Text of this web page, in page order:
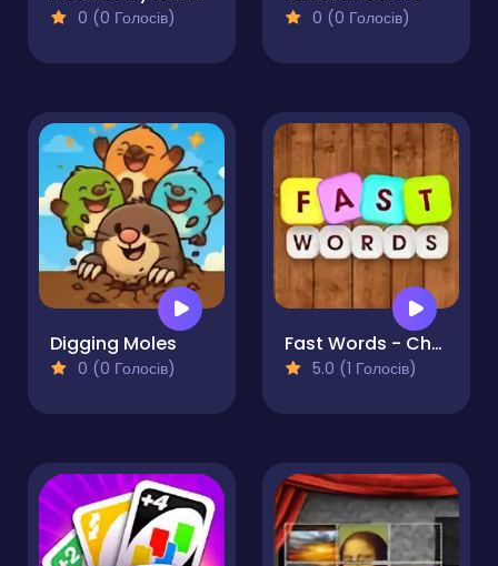
0 (0 Голосів) 0 (0 Голосів)
Digging Moles
0 (0 Голосів)
Fast Words - Challenge Game
5.0 (1 Голосів)